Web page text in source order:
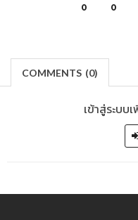
0 0
COMMENTS (0)
เข้าสู่ระบบ